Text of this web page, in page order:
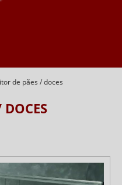
de pães / doces
DOCES